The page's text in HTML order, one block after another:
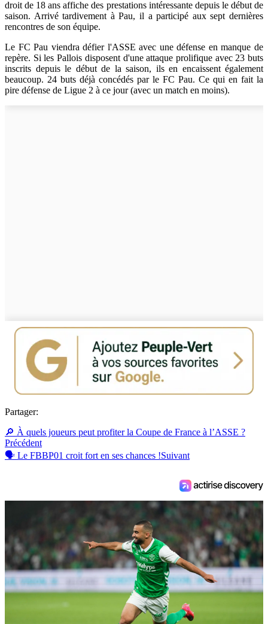
droit de 18 ans affiche des prestations intéressante depuis le début de
saison. Arrivé tardivement à Pau, il a participé aux sept dernières
rencontres de son équipe.
Le FC Pau viendra défier l'ASSE avec une défense en manque de
repère. Si les Pallois disposent d'une attaque prolifique avec 23 buts
inscrits depuis le début de la saison, ils en encaissent également
beaucoup. 24 buts déjà concédés par le FC Pau. Ce qui en fait la
pire défense de Ligue 2 à ce jour (avec un match en moins).
Partager:
🔎 À quels joueurs peut profiter la Coupe de France à l’ASSE ?
Précédent
🗣 Le FBBP01 croit fort en ses chances !Suivant